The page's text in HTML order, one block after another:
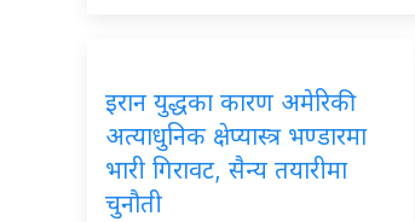
इरान युद्धका कारण अमेरिकी
अत्याधुनिक क्षेप्यास्त्र भण्डारमा
भारी गिरावट, सैन्य तयारीमा
चुनौती